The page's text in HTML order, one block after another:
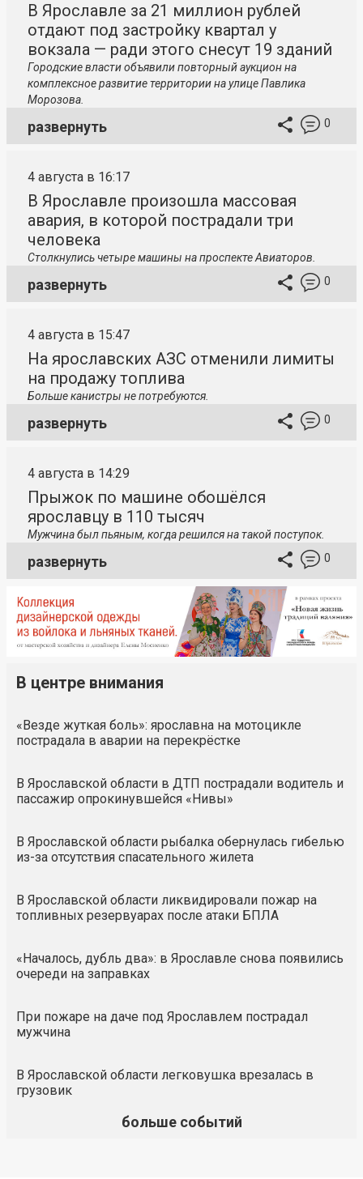
В Ярославле за 21 миллион рублей
отдают под застройку квартал у
вокзала — ради этого снесут 19 зданий
Городские власти объявили повторный аукцион на
комплексное развитие территории на улице Павлика
Морозова.
развернуть 0
4 августа в 16:17
В Ярославле произошла массовая
авария, в которой пострадали три
человека
Столкнулись четыре машины на проспекте Авиаторов.
развернуть 0
4 августа в 15:47
На ярославских АЗС отменили лимиты
на продажу топлива
Больше канистры не потребуются.
развернуть 0
4 августа в 14:29
Прыжок по машине обошёлся
ярославцу в 110 тысяч
Мужчина был пьяным, когда решился на такой поступок.
развернуть 0
В центре внимания
«Везде жуткая боль»: ярославна на мотоцикле
пострадала в аварии на перекрёстке
В Ярославской области в ДТП пострадали водитель и
пассажир опрокинувшейся «Нивы»
В Ярославской области рыбалка обернулась гибелью
из-за отсутствия спасательного жилета
В Ярославской области ликвидировали пожар на
топливных резервуарах после атаки БПЛА
«Началось, дубль два»: в Ярославле снова появились
очереди на заправках
При пожаре на даче под Ярославлем пострадал
мужчина
В Ярославской области легковушка врезалась в
грузовик
больше событий